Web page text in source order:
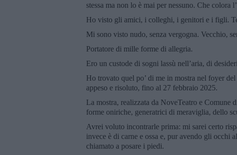
stessa ma non lo è mai per nessuno. Che colora
Ho visto gli amici, i colleghi, i genitori e i figli.
Mi sono visto nudo, senza vergogna. Vecchio,
Portatore di mille forme di allegria.
Ero un custode di sogni lassù nell’aria, di
Ho trovato quel po’ di me in mostra nel foyer
appeso e risoluto, fino al 27 febbraio 2025.
La mostra, realizzata da NoveTeatro e Comune
forme oniriche, generatrici di meraviglia, dello
Avrei voluto incontrarle prima: mi sarei certo
invece è di carne e ossa e, pur avendo gli occhi
chiamato a posare i piedi.